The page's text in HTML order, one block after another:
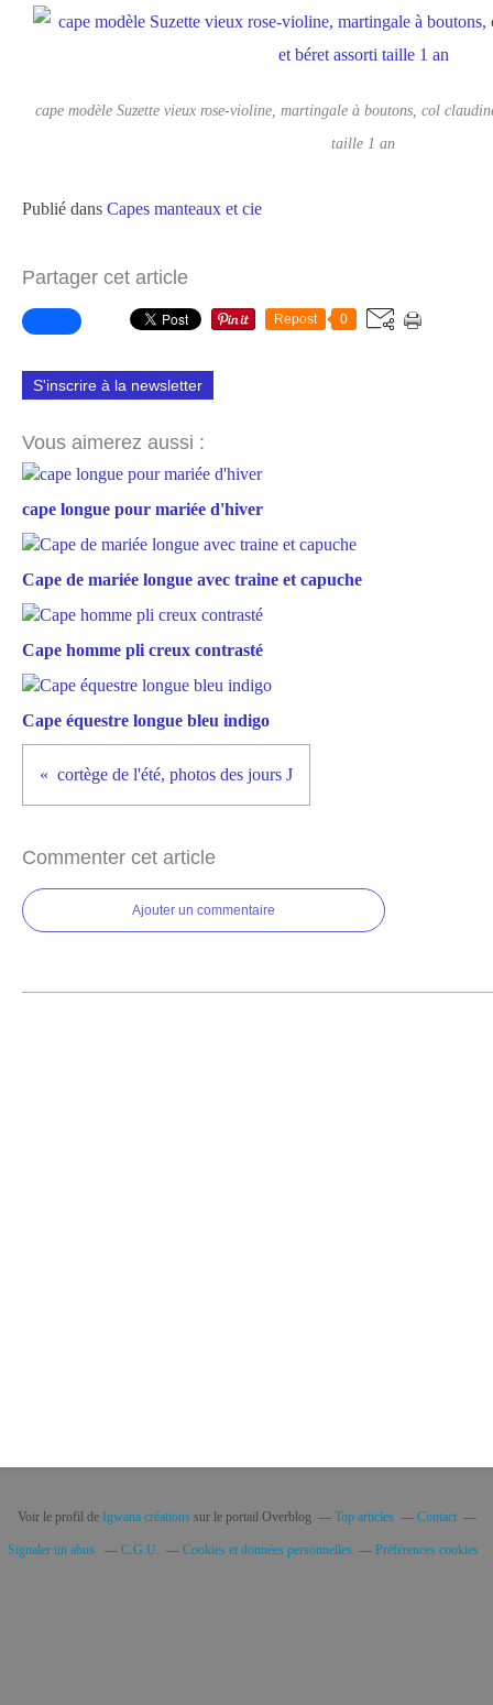
cape modèle Suzette vieux rose-violine, martingale à boutons, col
taille 1 an
Publié dans Capes manteaux et cie
Partager cet article
Repost 0
S'inscrire à la newsletter
Vous aimerez aussi :
cape longue pour mariée d'hiver
Cape de mariée longue avec traine et capuche
Cape homme pli creux contrasté
Cape équestre longue bleu indigo
cortège de l'été, photos des jours J
Commenter cet article
Ajouter un commentaire
Voir le profil de Igwana créationssur le portail Overblog Top articles Contact
Signaler un abus C.G.U. Cookies et données personnelles Préférences cookies